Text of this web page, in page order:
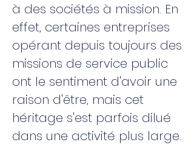
à des sociétés à mission. En
effet, certaines entreprises
opérant depuis toujours des
missions de service public
ont le sentiment d'avoir une
raison d'être, mais cet
héritage s'est parfois dilué
dans une activité plus large.